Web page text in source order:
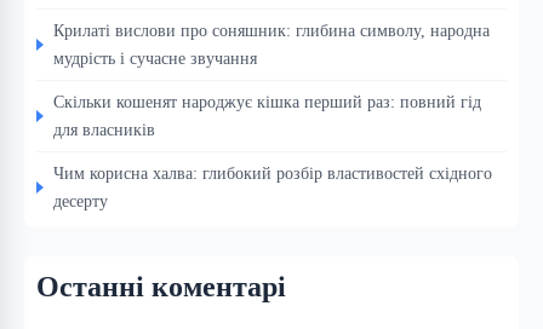
Крилаті вислови про соняшник: глибина символу, народна
мудрість і сучасне звучання
Скільки кошенят народжує кішка перший раз: повний гід
для власників
Чим корисна халва: глибокий розбір властивостей східного
десерту
Останні коментарі